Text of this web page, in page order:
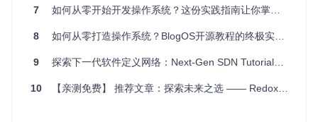
——虚拟内存、进程隔离、特权级别——都建立在保护模式的
基础之上。跳过这一步，就无法真正理解操作系统如何安全地
管理硬件资源。
7 如何从零开始开发操作系统？这份实践指南让你掌握底层技术核心
8 如何从零打造操作系统？BlogOS开源教程的终极实践指南
9 探索下一代软件定义网络：Next-Gen SDN Tutorial（高级）
10 【亲测免费】 推荐文章：探索未来之选 —— Redox OS：一个以Rust锻造的现代操作系统